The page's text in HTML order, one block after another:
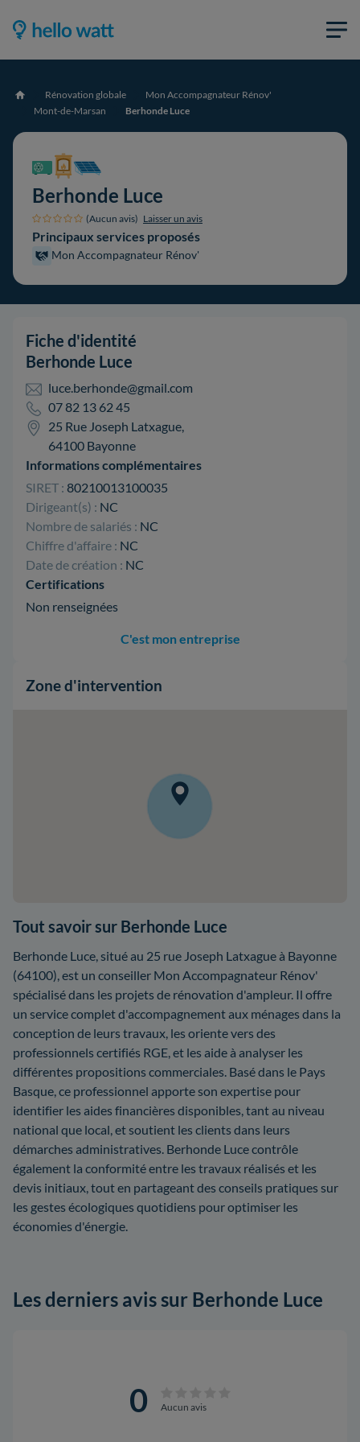
Accueil Rénovation globale
Mon Accompagnateur Rénov'
Mont-de-Marsan
Berhonde Luce
Berhonde Luce
(Aucun avis) Laisser un avis
Principaux services proposés
Mon Accompagnateur Rénov'
Fiche d'identité
Berhonde Luce
luce.berhonde@gmail.com
07 82 13 62 45
25 Rue Joseph Latxague,
64100 Bayonne
Informations complémentaires
SIRET : 80210013100035
Dirigeant(s) : NC
Nombre de salariés : NC
Chiffre d'affaire : NC
Date de création : NC
Certifications
Non renseignées
C'est mon entreprise
Zone d'intervention
Tout savoir sur Berhonde Luce
Berhonde Luce, situé au 25 rue Joseph Latxague à Bayonne
(64100), est un conseiller Mon Accompagnateur Rénov'
spécialisé dans les projets de rénovation d'ampleur. Il offre
un service complet d'accompagnement aux ménages dans la
conception de leurs travaux, les oriente vers des
professionnels certifiés RGE, et les aide à analyser les
différentes propositions commerciales. Basé dans le Pays
Basque, ce professionnel apporte son expertise pour
identifier les aides financières disponibles, tant au niveau
national que local, et soutient les clients dans leurs
démarches administratives. Berhonde Luce contrôle
également la conformité entre les travaux réalisés et les
devis initiaux, tout en partageant des conseils pratiques sur
les gestes écologiques quotidiens pour optimiser les
économies d'énergie.
Les derniers avis sur Berhonde Luce
0 Aucun avis